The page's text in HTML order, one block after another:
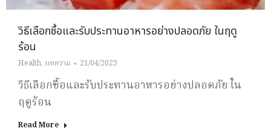
วิธีเลือกซื้อและรับประทานอาหารอย่างปลอดภัย ในฤดู
ร้อน
Health, บทความ 21/04/2023
วิธีเลือกซื้อและรับประทานอาหารอย่างปลอดภัย ใน
ฤดูร้อน
Read More